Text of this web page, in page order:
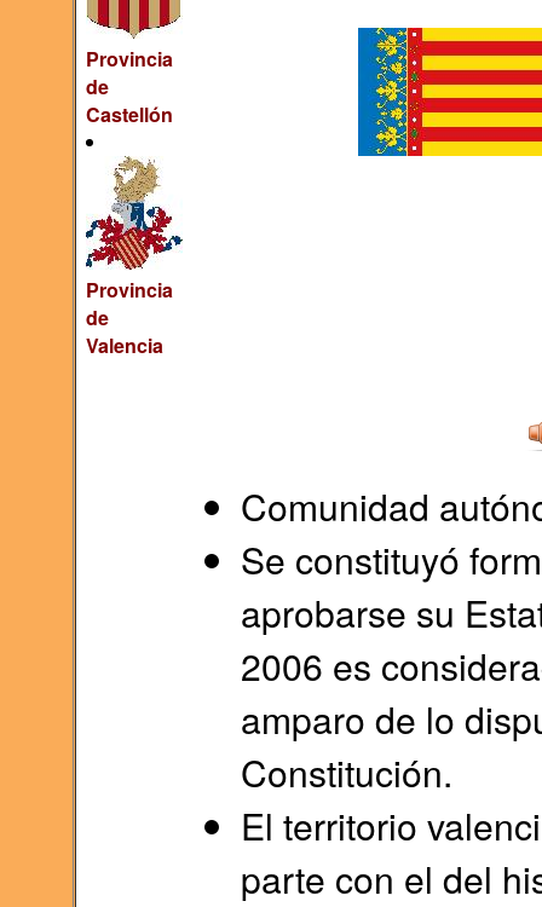
Provincia
de
Castellón
Provincia
de
Valencia
Comunidad
Se constituyó
aprobarse su
2006 es
amparo de lo
Constitución.
El territorio
parte con el del